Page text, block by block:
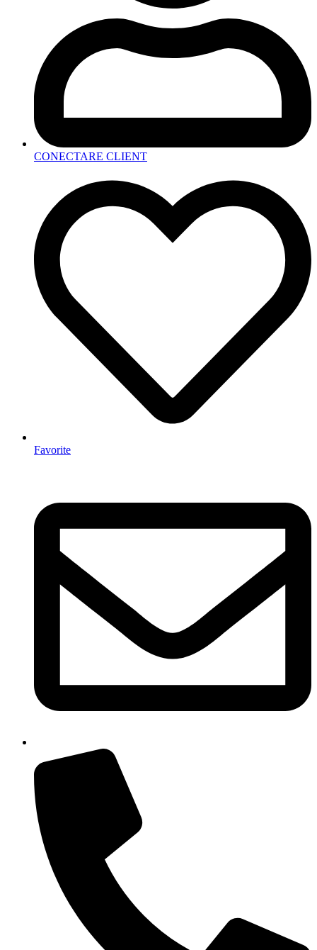
CONECTARE CLIENT
Favorite